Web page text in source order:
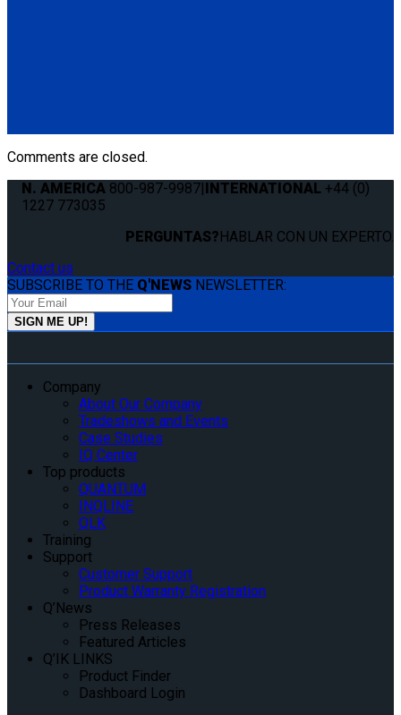
Comments are closed.
N. AMERICA 800-987-9987|INTERNATIONAL +44 (0)
1227 773035
PERGUNTAS?HABLAR CON UN EXPERTO.
Contact us
SUBSCRIBE TO THE Q'NEWS NEWSLETTER:
Company
About Our Company
Tradeshows and Events
Case Studies
IQ Center
Top products
QUANTUM
INQLINE
QLK
Training
Support
Customer Support
Product Warranty Registration
Q’News
Press Releases
Featured Articles
Q’IK LINKS
Product Finder
Dashboard Login